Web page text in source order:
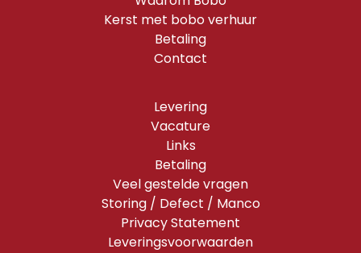
Kerst met bobo verhuur
Betaling
Contact
Levering
Vacature
Links
Betaling
Veel gestelde vragen
Storing / Defect / Manco
Privacy Statement
Leveringsvoorwaarden